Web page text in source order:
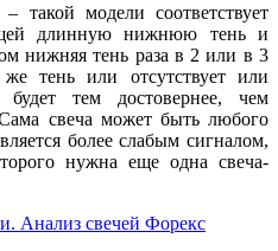
– такой модели соответствует
длинную нижнюю тень и
нижняя тень раза в 2 или в 3
тень или отсутствует или
тем достовернее, чем
свеча может быть любого
более слабым сигналом,
нужна еще одна свеча-